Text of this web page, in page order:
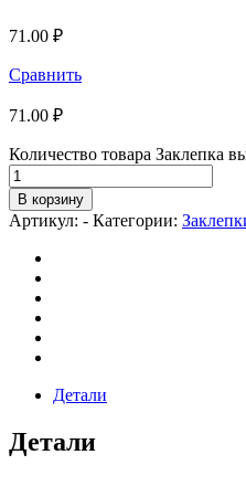
71.00 ₽
Сравнить
71.00 ₽
Количество товара Заклепка
В корзину
Артикул: - Категории:
Детали
Детали